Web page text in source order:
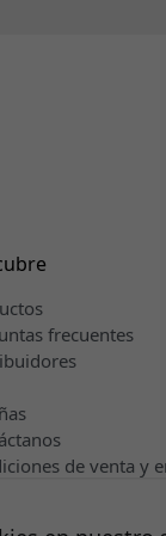
frecuentes
de venta y